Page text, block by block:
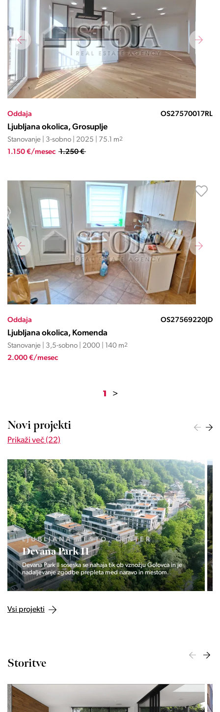
Oddaja OS27570017RL
Ljubljana okolica, Grosuplje
Stanovanje | 3-sobno | 2025 | 75.1 m2
1.150 €/mesec 1.250 €
Oddaja OS27569220JD
Ljubljana okolica, Komenda
Stanovanje | 3,5-sobno | 2000 | 140 m2
2.000 €/mesec
1 >
Novi projekti
Prikaži več (22)
LJUBLJANA MESTO, CENTER
Devana Park II
Devana Park II soseska se nahaja tik ob vznožju Golovca in je
nadaljevanje zgodbe prepleta med naravo in mestom.
Vsi projekti
Storitve